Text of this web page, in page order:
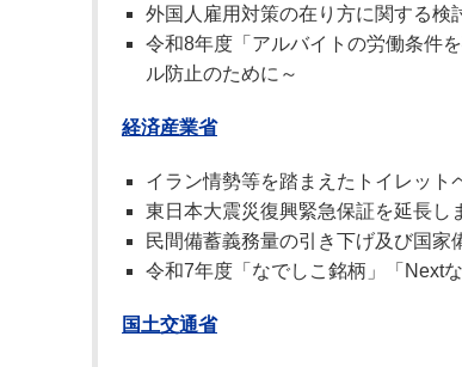
外国人雇用対策の在り方に関する検
令和8年度「アルバイトの労働条件
ル防止のために～
経済産業省
イラン情勢等を踏まえたトイレット
東日本大震災復興緊急保証を延長し
民間備蓄義務量の引き下げ及び国家
令和7年度「なでしこ銘柄」「Next
国土交通省